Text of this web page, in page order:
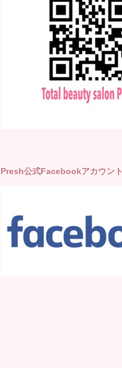
Presh公式Facebookアカウント